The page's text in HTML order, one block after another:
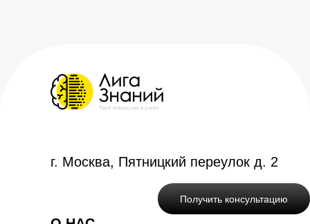
г. Москва, Пятницкий переулок д. 2
Получить консультацию